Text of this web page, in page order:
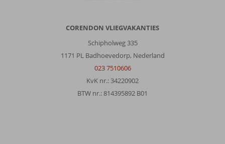
CORENDON VLIEGVAKANTIES
Schipholweg 335
1171 PL Badhoevedorp, Nederland
023 7510606
KvK nr.: 34220902
BTW nr.: 814395892 B01